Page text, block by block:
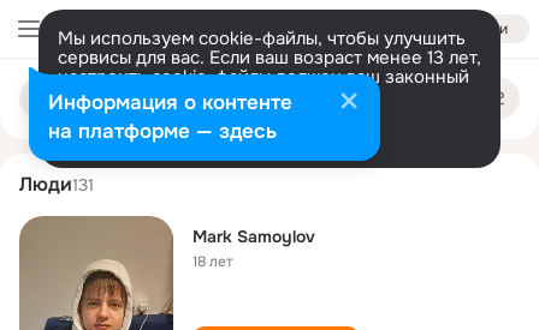
Войти
Мы используем cookie-файлы, чтобы улучшить
сервисы для вас. Если ваш возраст менее 13 лет,
настроить cookie-файлы должен ваш законный
представитель. Больше информации
Разрешить все Настроить
Поиск
людям
mark samoylov
Люди131
Mark Samoylov
18 лет
Информация о контенте
на платформе — здесь